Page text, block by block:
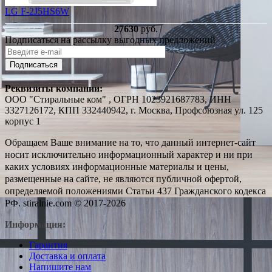
LG F-2J5HS6W
27630руб.
Подписаться на рассылку выгодных предложений
Подписаться
Реквизиты компании:
ООО "Стиральные ком" , ОГРН 1023921687783, ИНН
3327126172, КПП 332440942, г. Москва, Профсоюзная ул. 125
корпус 1
Обращаем Ваше внимание на то, что данный интернет-сайт
носит исключительно информационный характер и ни при
каких условиях информационные материалы и цены,
размещенные на сайте, не являются публичной офертой,
определяемой положениями Статьи 437 Гражданского кодекса
РФ. stiralnie.com © 2017-2026
Информация:
Гарантия
Доставка и оплата
Напишите нам